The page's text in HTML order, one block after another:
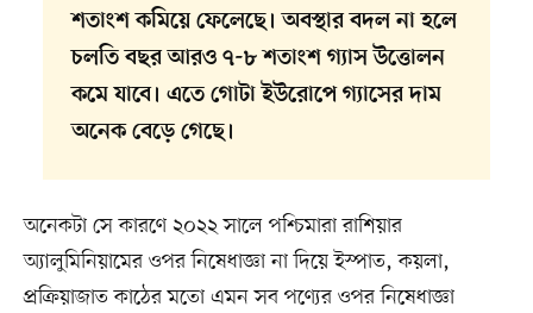
শতাংশ কমিয়ে ফেলেছে। অবস্থার বদল না হলে
চলতি বছর আরও ৭-৮ শতাংশ গ্যাস উত্তোলন
কমে যাবে। এতে গোটা ইউরোপে গ্যাসের দাম
অনেক বেড়ে গেছে।
অনেকটা সে কারণে ২০২২ সালে পশ্চিমারা রাশিয়ার
অ্যালুমিনিয়ামের ওপর নিষেধাজ্ঞা না দিয়ে ইস্পাত, কয়লা,
প্রক্রিয়াজাত কাঠের মতো এমন সব পণ্যের ওপর নিষেধাজ্ঞা